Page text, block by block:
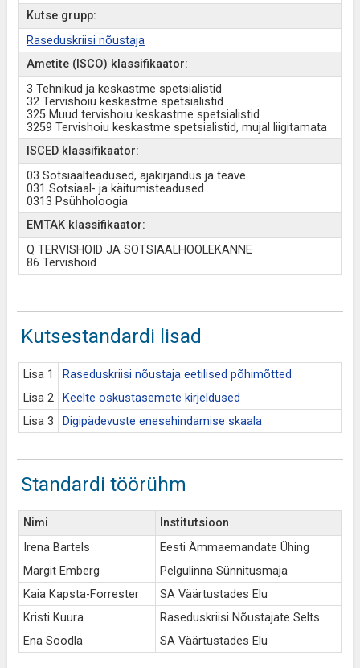
Kutse grupp:
Raseduskriisi nõustaja
Ametite (ISCO) klassifikaator:
3 Tehnikud ja keskastme spetsialistid
32 Tervishoiu keskastme spetsialistid
325 Muud tervishoiu keskastme spetsialistid
3259 Tervishoiu keskastme spetsialistid, mujal liigitamata
ISCED klassifikaator:
03 Sotsiaalteadused, ajakirjandus ja teave
031 Sotsiaal- ja käitumisteadused
0313 Psühholoogia
EMTAK klassifikaator:
Q TERVISHOID JA SOTSIAALHOOLEKANNE
86 Tervishoid
Kutsestandardi lisad
Lisa 1
Raseduskriisi nõustaja eetilised põhimõtted
Lisa 2
Keelte oskustasemete kirjeldused
Lisa 3
Digipädevuste enesehindamise skaala
Standardi töörühm
Nimi
Institutsioon
Irena Bartels
Eesti Ämmaemandate Ühing
Margit Emberg
Pelgulinna Sünnitusmaja
Kaia Kapsta-Forrester
SA Väärtustades Elu
Kristi Kuura
Raseduskriisi Nõustajate Selts
Ena Soodla
SA Väärtustades Elu